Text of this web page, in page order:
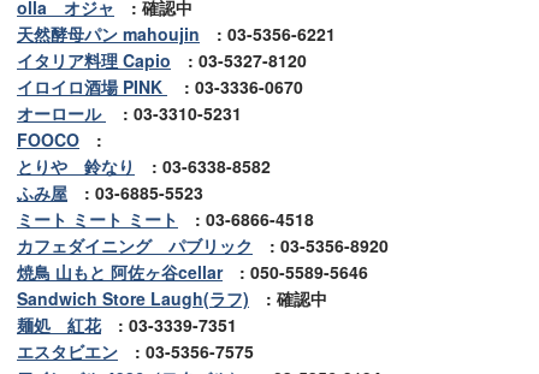
olla オジャ
: 確認中
天然酵母パン mahoujin
: 03-5356-6221
イタリア料理 Capio
: 03-5327-8120
イロイロ酒場 PINK
: 03-3336-0670
オーロール
: 03-3310-5231
FOOCO
:
とりや 鈴なり
: 03-6338-8582
ふみ屋
: 03-6885-5523
ミート ミート ミート
: 03-6866-4518
カフェダイニング パブリック
: 03-5356-8920
焼鳥 山もと 阿佐ヶ谷cellar
: 050-5589-5646
Sandwich Store Laugh(ラフ)
: 確認中
麺処 紅花
: 03-3339-7351
エスタビエン
: 03-5356-7575